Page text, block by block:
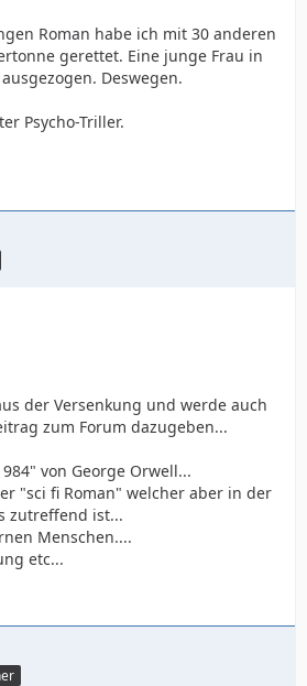
Roman habe ich mit 30 anderen
gerettet. Eine junge Frau in
Deswegen.
Psycho-Triller.
der Versenkung und werde auch
zum Forum dazugeben...
von George Orwell...
"sci fi Roman" welcher aber in der
zutreffend ist...
Menschen....
etc...